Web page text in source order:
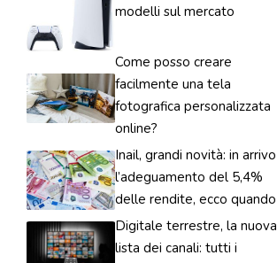
modelli sul mercato
Come posso creare
facilmente una tela
fotografica personalizzata
online?
Inail, grandi novità: in arrivo
l’adeguamento del 5,4%
delle rendite, ecco quando
Digitale terrestre, la nuova
lista dei canali: tutti i